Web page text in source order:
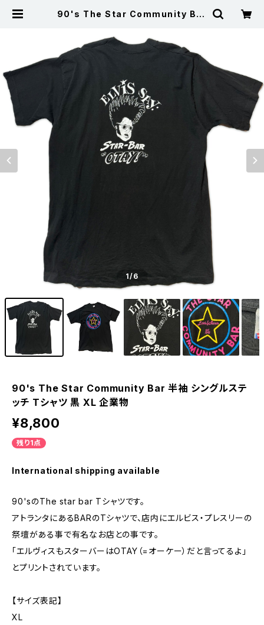
90's The Star Community Bar
Sunny Collection 公式通販サイト
1/6
90's The Star Community Bar 半袖 シングルステ
ッチ Tシャツ 黒 XL 企業物
¥8,800
残り1点
International shipping available
90'sのThe star bar Tシャツです。
アトランタにあるBARのTシャツで、店内にエルビス・プレスリーの
祭壇がある事で有名なお店との事です。
「エルヴィスもスターバーはOTAY（=オーケー）だと言ってるよ」
とプリントされています。
【サイズ表記】
XL